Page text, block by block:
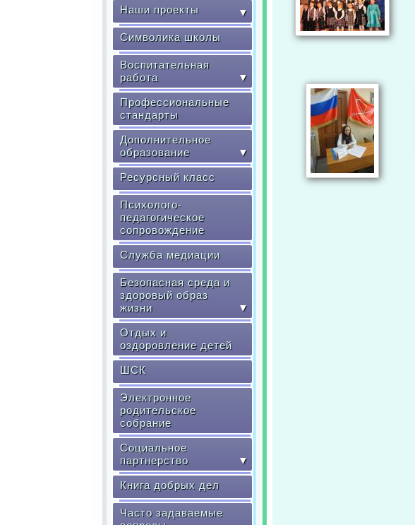
Наши проекты ▼
Символика школы
Воспитательная
работа
▼
Профессиональные
стандарты
Дополнительное
образование
▼
Ресурсный класс
Психолого-
педагогическое
сопровождение
Служба медиации
Безопасная среда и
здоровый образ
жизни
▼
Отдых и
оздоровление детей
ШСК
Электронное
родительское
собрание
Социальное
партнерство
▼
Книга добрых дел
Часто задаваемые